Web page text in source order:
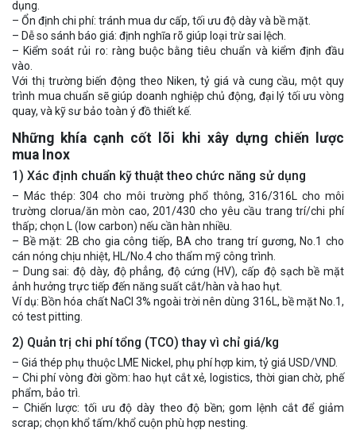
dụng.
– Ổn định chi phí: tránh mua dư cấp, tối ưu độ dày và bề mặt.
– Dễ so sánh báo giá: định nghĩa rõ giúp loại trừ sai lệch.
– Kiểm soát rủi ro: ràng buộc bằng tiêu chuẩn và kiểm định đầu
vào.
Với thị trường biến động theo Niken, tỷ giá và cung cầu, một quy
trình mua chuẩn sẽ giúp doanh nghiệp chủ động, đại lý tối ưu vòng
quay, và kỹ sư bảo toàn ý đồ thiết kế.
Những khía cạnh cốt lõi khi xây dựng chiến lược
mua Inox
1) Xác định chuẩn kỹ thuật theo chức năng sử dụng
– Mác thép: 304 cho môi trường phổ thông, 316/316L cho môi
trường clorua/ăn mòn cao, 201/430 cho yêu cầu trang trí/chi phí
thấp; chọn L (low carbon) nếu cần hàn nhiều.
– Bề mặt: 2B cho gia công tiếp, BA cho trang trí gương, No.1 cho
cán nóng chịu nhiệt, HL/No.4 cho thẩm mỹ công trình.
– Dung sai: độ dày, độ phẳng, độ cứng (HV), cấp độ sạch bề mặt
ảnh hưởng trực tiếp đến năng suất cắt/hàn và hao hụt.
Ví dụ: Bồn hóa chất NaCl 3% ngoài trời nên dùng 316L, bề mặt No.1,
có test pitting.
2) Quản trị chi phí tổng (TCO) thay vì chỉ giá/kg
– Giá thép phụ thuộc LME Nickel, phụ phí hợp kim, tỷ giá USD/VND.
– Chi phí vòng đời gồm: hao hụt cắt xẻ, logistics, thời gian chờ, phế
phẩm, bảo trì.
– Chiến lược: tối ưu độ dày theo độ bền; gom lệnh cắt để giảm
scrap; chọn khổ tấm/khổ cuộn phù hợp nesting.